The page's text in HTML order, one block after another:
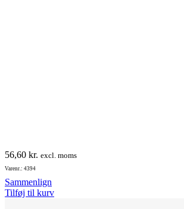
56,60 kr. excl. moms
Varenr.: 4394
Sammenlign
Tilføj til kurv